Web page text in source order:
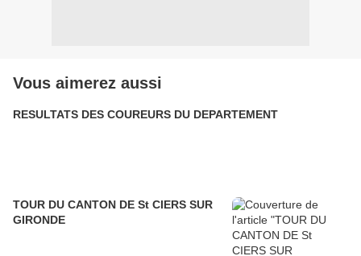
Vous aimerez aussi
RESULTATS DES COUREURS DU DEPARTEMENT
TOUR DU CANTON DE St CIERS SUR
GIRONDE